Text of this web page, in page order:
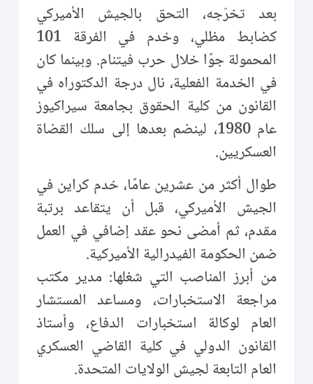
بعد تخرّجه، التحق بالجيش الأميركي
كضابط مظلي، وخدم في الفرقة 101
المحمولة جوًا خلال حرب فيتنام. وبينما كان
في الخدمة الفعلية، نال درجة الدكتوراه في
القانون من كلية الحقوق بجامعة سيراكيوز
عام 1980، لينضم بعدها إلى سلك القضاة
العسكريين.
طوال أكثر من عشرين عامًا، خدم كراين في
الجيش الأميركي، قبل أن يتقاعد برتبة
مقدم، ثم أمضى نحو عقد إضافي في العمل
ضمن الحكومة الفيدرالية الأميركية.
من أبرز المناصب التي شغلها: مدير مكتب
مراجعة الاستخبارات، ومساعد المستشار
العام لوكالة استخبارات الدفاع، وأستاذ
القانون الدولي في كلية القاضي العسكري
العام التابعة لجيش الولايات المتحدة.